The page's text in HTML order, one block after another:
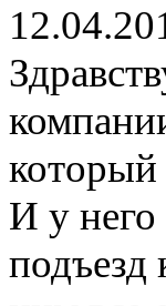
который
И у него
подъезд